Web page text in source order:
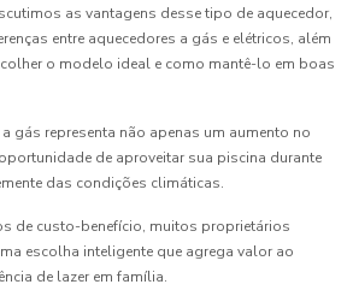
as vantagens desse tipo de aquecedor,
entre aquecedores a gás e elétricos, além
o modelo ideal e como mantê-lo em boas
gás representa não apenas um aumento no
de aproveitar sua piscina durante
das condições climáticas.
de custo-benefício, muitos proprietários
escolha inteligente que agrega valor ao
de lazer em família.